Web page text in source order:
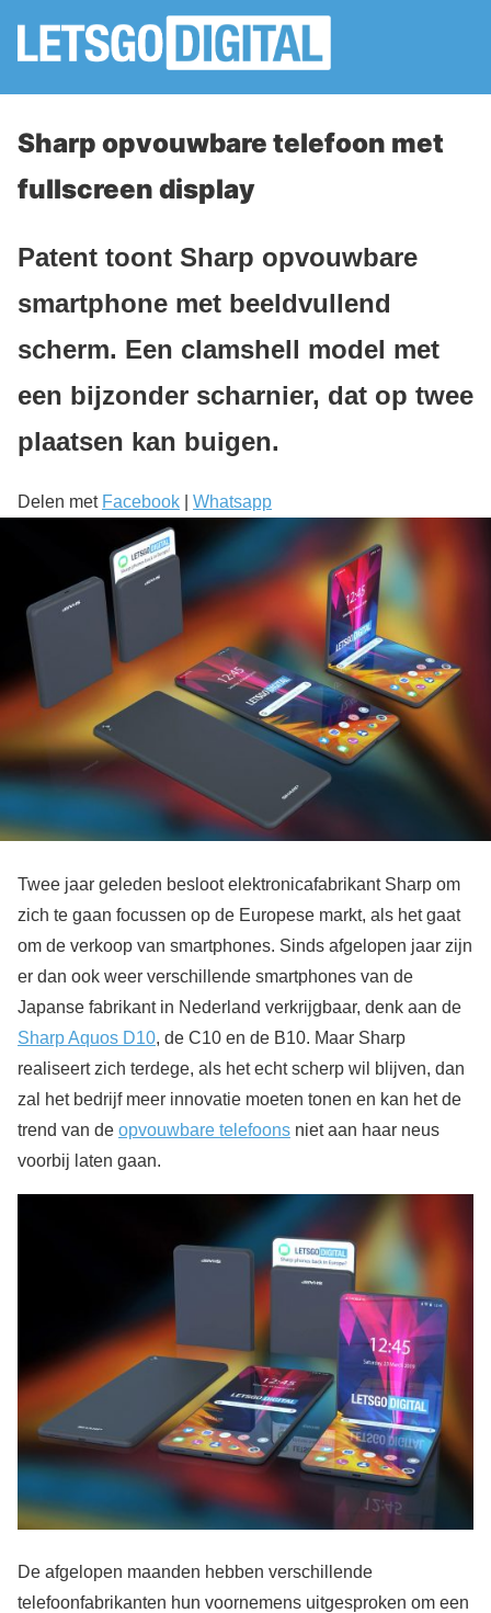
Sharp opvouwbare telefoon met
fullscreen display
Patent toont Sharp opvouwbare
smartphone met beeldvullend
scherm. Een clamshell model met
een bijzonder scharnier, dat op twee
plaatsen kan buigen.
Delen met Facebook Whatsapp
Twee jaar geleden besloot elektronicafabrikant Sharp om
zich te gaan focussen op de Europese markt, als het gaat
om de verkoop van smartphones. Sinds afgelopen jaar zijn
er dan ook weer verschillende smartphones van de
Japanse fabrikant in Nederland verkrijgbaar, denk aan de
Sharp Aquos D10, de C10 en de B10. Maar Sharp
realiseert zich terdege, als het echt scherp wil blijven, dan
zal het bedrijf meer innovatie moeten tonen en kan het de
trend van de opvouwbare telefoons niet aan haar neus
voorbij laten gaan.
De afgelopen maanden hebben verschillende
telefoonfabrikanten hun voornemens uitgesproken om een